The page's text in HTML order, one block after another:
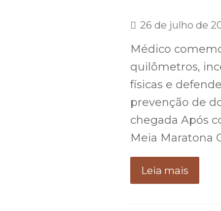
26 de julho de
Médico
quilômetros,
físicas e
prevenção de
chegada Após
Meia Maratona
Leia mais